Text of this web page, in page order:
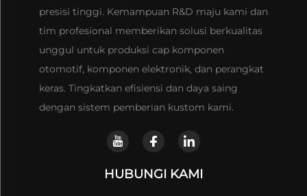
presisi tinggi. Kemampuan R&D maju kami dan
tim profesional memberikan solusi berkualitas
unggul untuk produksi cap komponen
otomotif, komponen elektronik, dan perangkat
keras. Tingkatkan efisiensi dan daya saing
dengan sistem pemberian kustom kami.
HUBUNGI KAMI